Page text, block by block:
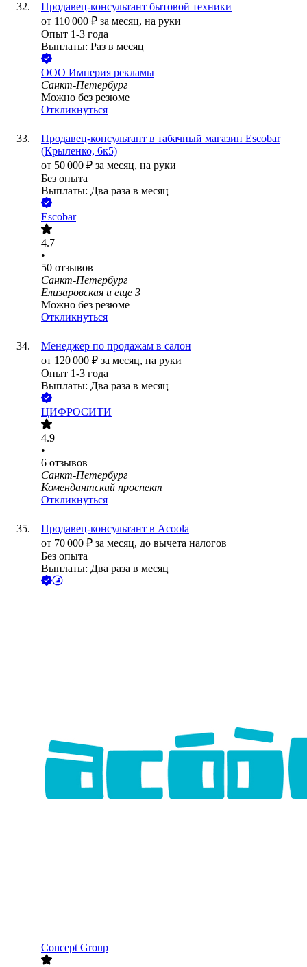
Продавец-консультант бытовой техники
от 110 000 ₽ за месяц, на руки
Опыт 1-3 года
Выплаты: Раз в месяц
ООО Империя рекламы
Санкт-Петербург
Можно без резюме
Откликнуться
Продавец-консультант в табачный магазин Escobar
(Крыленко, 6к5)
от 50 000 ₽ за месяц, на руки
Без опыта
Выплаты: Два раза в месяц
Escobar
4.7
•
50 отзывов
Санкт-Петербург
Елизаровская и еще 3
Можно без резюме
Откликнуться
Менеджер по продажам в салон
от 120 000 ₽ за месяц, на руки
Опыт 1-3 года
Выплаты: Два раза в месяц
ЦИФРОСИТИ
4.9
•
6 отзывов
Санкт-Петербург
Комендантский проспект
Откликнуться
Продавец-консультант в Acoola
от 70 000 ₽ за месяц, до вычета налогов
Без опыта
Выплаты: Два раза в месяц
Concept Group